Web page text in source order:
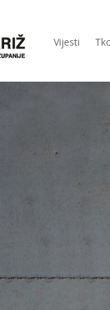
Vijesti